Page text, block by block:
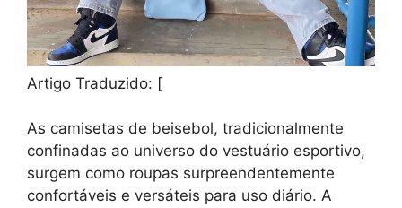
Artigo Traduzido: [
As camisetas de beisebol, tradicionalmente
confinadas ao universo do vestuário esportivo,
surgem como roupas surpreendentemente
confortáveis e versáteis para uso diário. A